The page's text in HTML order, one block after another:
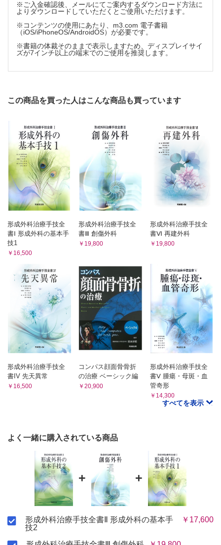
II 皮下茎皮弁：Advancement の場合
症例1／症例2
3．幾何学的局所皮弁
血行形態／適応
II 双葉皮弁
III Rhomboid to W flap
II Multiple-flap Z形成術
W形成術の効果
手技
症例
第5章 皮弁：軸走型皮弁・筋膜皮弁
1．頭皮皮弁・浅側頭筋膜弁
血行形態／適応
I 頭皮皮弁
II 浅側頭筋膜弁
症例
2．前額皮弁
手技
症例
血行形態／適応
症例
4．鼠径皮弁
血行形態／適応
I 有茎鼠径皮弁
II 遊離鼠径皮弁
症例1／症例2
5．会陰部に作成される皮弁
血行形態／適応
Gluteal fold flap：殿溝皮弁，内陰部動脈穿通枝皮弁
症例
血行形態／適応
手技
症例
血行形態／皮弁の作成部位／適応
II Lateral supramalleolar flap
III 足背皮弁
IV 内側足底皮弁
症例1／症例2／症例3／症例4
第6章 筋弁・筋皮弁
1．大胸筋皮弁
I 従来型大胸筋皮弁
II 第3 肋間型大胸筋皮弁
適応／採取部の選択／後療法
症例1／症例2
5．骨移植
適応／採取部の選択／後療法
6．軟骨移植
I 肋軟骨
II 耳介軟骨
症例
7．複合組織移植
移植組織の解剖学的特徴と生着機序／適応
I 耳甲介軟骨・皮膚
II 鼻中隔軟骨・鼻粘膜
III 口唇
8．毛髪移植
歴史的背景／適応
第3章 皮弁：総論
1. 皮弁とは
適応
2．皮弁の分類
血行形態による分類／移動法による分類／構成成分による分
類
3．その他の皮弁形態
血管吻合付加皮弁／静脈皮弁／拡張型皮弁／プロペラ皮弁
第4章 皮弁：乱走型皮弁
I 前進皮弁
III 回転皮弁
症例1／症例2／症例3
2．皮下茎皮弁
血行形態／適応
I 皮下茎皮弁：Pivoting の場合
II 皮下茎皮弁：Advancement の場合
症例1／症例2
※ご入金確認後、メールにてご案内するダウンロード方法に
よりダウンロードしていただくとご使用いただけます。
※コンテンツの使用にあたり、m3.com 電子書籍
（iOS/iPhoneOS/AndroidOS）が必要です。
※書籍の体裁そのままで表示しますため、ディスプレイサイ
ズが7インチ以上の端末でのご使用を推奨します。
この商品を買った人はこんな商品も買っています
形成外科治療手技全
書Ⅰ 形成外科の基本手
技1
￥16,500
形成外科治療手技全
書Ⅲ 創傷外科
￥19,800
形成外科治療手技全
書Ⅵ 再建外科
￥19,800
形成外科治療手技全
書IV 先天異常
￥16,500
コンパス顔面骨骨折
の治療 ベーシック編
￥20,900
形成外科治療手技全
書Ⅴ 腫瘍・母斑・血
管奇形
￥14,300
すべてを表示
よく一緒に購入されている商品
+ +
形成外科治療手技全書Ⅱ 形成外科の基本手
技2
￥17,600